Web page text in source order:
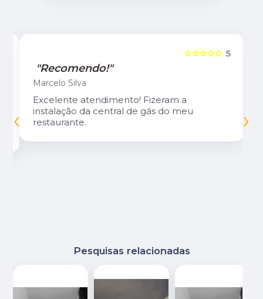
5
☆☆☆☆☆
"Recomendo!"
Marcelo Silva
Excelente atendimento! Fizeram a
instalação da central de gás do meu
restaurante.
‹ ›
Pesquisas relacionadas